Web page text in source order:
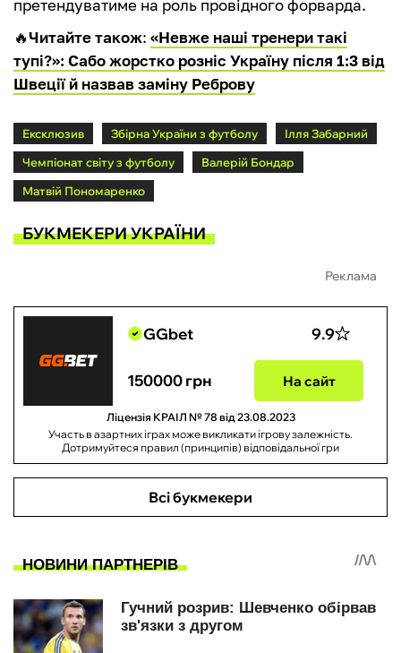
претендуватиме на роль провідного форварда.
🔥Читайте також: «Невже наші тренери такі
тупі?»: Сабо жорстко розніс Україну після 1:3 від
Швеції й назвав заміну Реброву
Ексклюзив Збірна України з футболу
Ілля Забарний
Чемпіонат світу з футболу
Валерій Бондар
Матвій Пономаренко
БУКМЕКЕРИ УКРАЇНИ
Реклама
GGbet 9.9
150000 грн На сайт
Ліцензія КРАІЛ № 78 від 23.08.2023
Участь в азартних іграх може викликати ігрову залежність.
Дотримуйтеся правил (принципів) відповідальної гри
Всі букмекери